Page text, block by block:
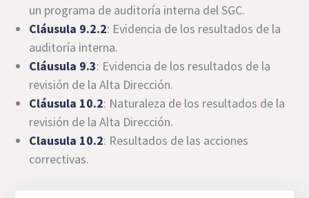
un programa de auditoría interna del SGC.
Cláusula 9.2.2: Evidencia de los resultados de la
auditoría interna.
Cláusula 9.3: Evidencia de los resultados de la
revisión de la Alta Dirección.
Cláusula 10.2: Naturaleza de los resultados de la
revisión de la Alta Dirección.
Clausula 10.2: Resultados de las acciones
correctivas.